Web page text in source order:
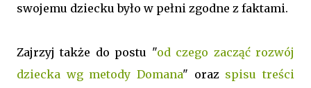
swojemu dziecku było w pełni zgodne z faktami.
Zajrzyj także do postu "od czego zacząć rozwój
dziecka wg metody Domana" oraz spisu treści